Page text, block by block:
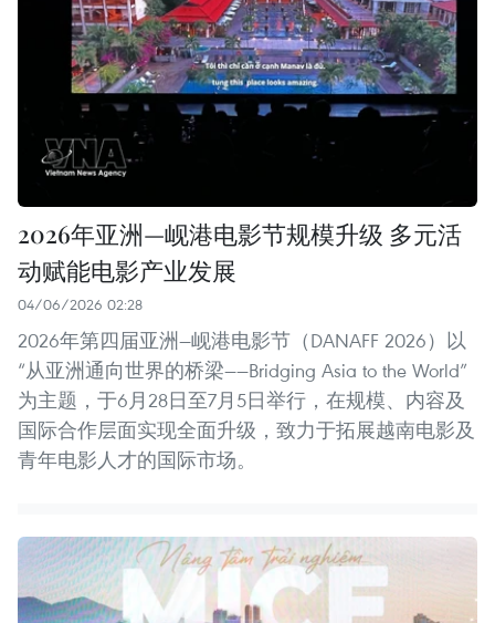
2026年亚洲—岘港电影节规模升级 多元活
动赋能电影产业发展
04/06/2026 02:28
2026年第四届亚洲—岘港电影节（DANAFF 2026）以
“从亚洲通向世界的桥梁——Bridging Asia to the World”
为主题，于6月28日至7月5日举行，在规模、内容及
国际合作层面实现全面升级，致力于拓展越南电影及
青年电影人才的国际市场。